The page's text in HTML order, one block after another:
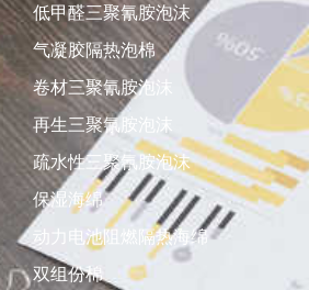
低甲醛三聚氰胺泡沫
气凝胶隔热泡棉
卷材三聚氰胺泡沫
再生三聚氰胺泡沫
疏水性三聚氰胺泡沫
保湿海绵
动力电池阻燃隔热海绵
双组份棉